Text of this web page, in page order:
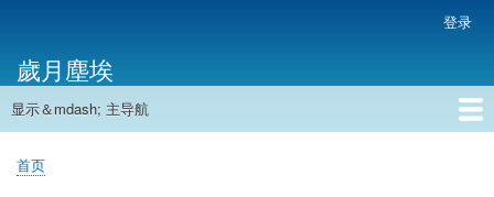
主
内
帐
户
菜
单
登录
歲月塵埃
主
航
显示＆mdash; 主导航
首页
面
首页